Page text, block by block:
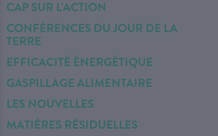
CAP SUR L'ACTION
CONFÉRENCES DU JOUR DE LA
TERRE
EFFICACITÉ ÉNERGÉTIQUE
GASPILLAGE ALIMENTAIRE
LES NOUVELLES
MATIÈRES RÉSIDUELLES